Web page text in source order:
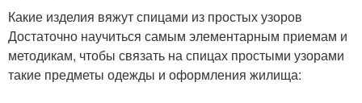
Вязаные шапки Шапки для женщин
Какие изделия вяжут спицами из простых узоров
Достаточно научиться самым элементарным приемам и
методикам, чтобы связать на спицах простыми узорами
такие предметы одежды и оформления жилища: